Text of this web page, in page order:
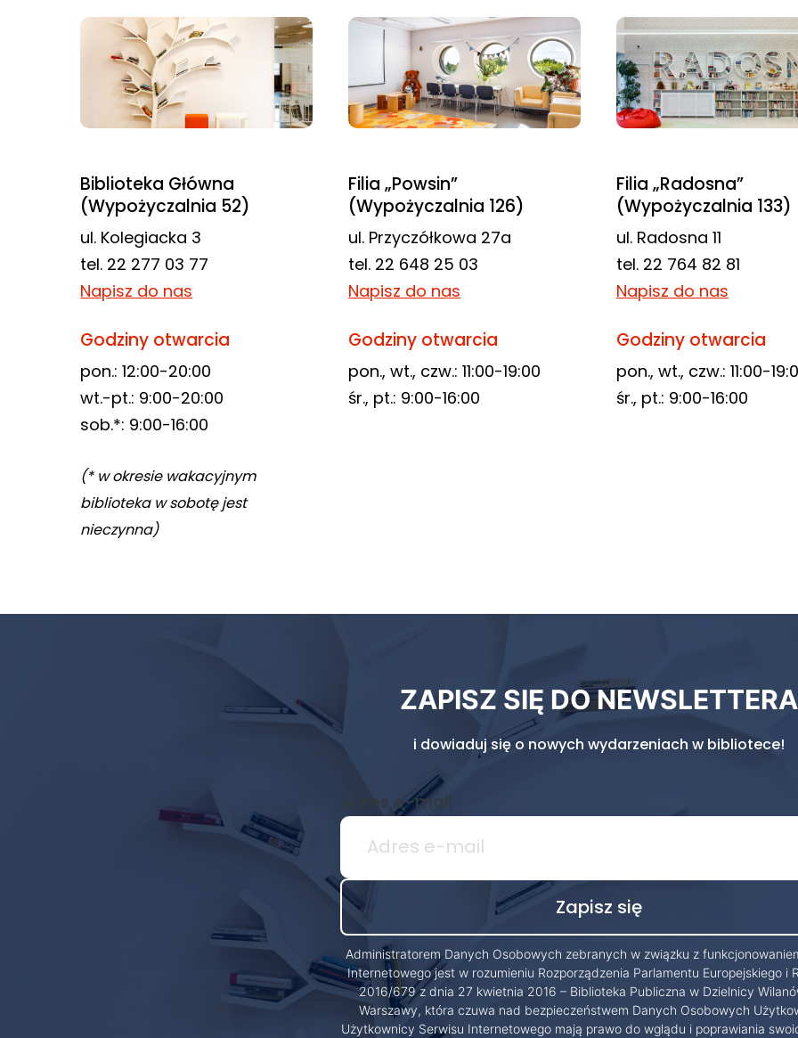
Biblioteka Główna
(Wypożyczalnia 52)
ul. Kolegiacka 3
tel. 22 277 03 77
Napisz do nas
Godziny otwarcia
pon.: 12:00-20:00
wt.-pt.: 9:00-20:00
sob.*: 9:00-16:00
(* w okresie wakacyjnym
biblioteka w sobotę jest
nieczynna)
Filia „Powsin”
(Wypożyczalnia 126)
ul. Przyczółkowa 27a
tel. 22 648 25 03
Napisz do nas
Godziny otwarcia
pon., wt., czw.: 11:00-19:00
śr., pt.: 9:00-16:00
Filia „Radosna”
(Wypożyczalnia 133)
ul. Radosna 11
tel. 22 764 82 81
Napisz do nas
Godziny otwarcia
pon., wt., czw.: 11:00-
śr., pt.: 9:00-16:00
Newsletter
biblioteki
ZAPISZ SIĘ DO NEWSLETTERA
i dowiaduj się o nowych wydarzeniach w bibliotece!
Adres e-mail
Administratorem Danych Osobowych zebranych w związku z
Internetowego jest w rozumieniu Rozporządzenia Parlamentu Europejskiego i
2016/679 z dnia 27 kwietnia 2016 – Biblioteka Publiczna w Dzielnicy
Warszawy, która czuwa nad bezpieczeństwem Danych Osobowych
Użytkownicy Serwisu Internetowego mają prawo do wglądu i poprawiania
najlepiej
przejścia na nią.
Jeśli odrzucisz
znikną ze strony
internetowej.
Marketing
Udostępniając
zainteresowania i
zachowania
podczas
odwiedzania naszej
szansę na
zobaczenie
spersonalizowanych